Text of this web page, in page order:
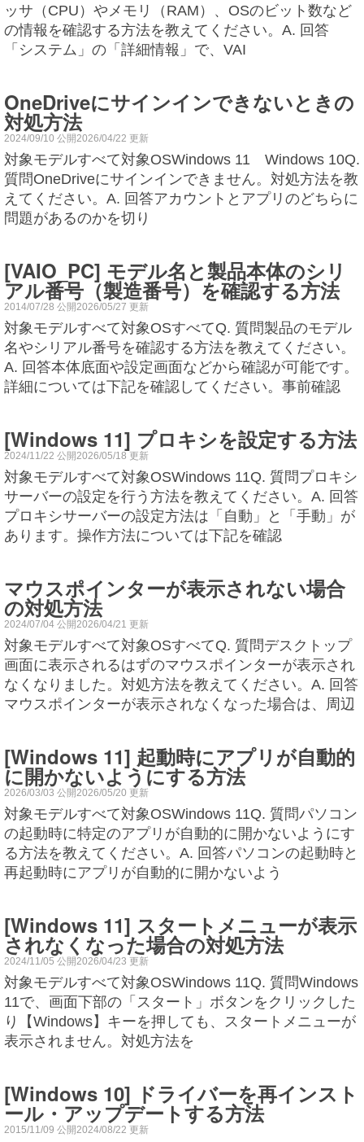
ッサ（CPU）やメモリ（RAM）、OSのビット数など
の情報を確認する方法を教えてください。A. 回答
「システム」の「詳細情報」で、VAI
OneDriveにサインインできないときの
対処方法
2024/09/10 公開2026/04/22 更新
対象モデルすべて対象OSWindows 11 Windows 10Q.
質問OneDriveにサインインできません。対処方法を教
えてください。A. 回答アカウントとアプリのどちらに
問題があるのかを切り
[VAIO_PC] モデル名と製品本体のシリ
アル番号（製造番号）を確認する方法
2014/07/28 公開2026/05/27 更新
対象モデルすべて対象OSすべてQ. 質問製品のモデル
名やシリアル番号を確認する方法を教えてください。
A. 回答本体底面や設定画面などから確認が可能です。
詳細については下記を確認してください。事前確認
[Windows 11] プロキシを設定する方法
2024/11/22 公開2026/05/18 更新
対象モデルすべて対象OSWindows 11Q. 質問プロキシ
サーバーの設定を行う方法を教えてください。A. 回答
プロキシサーバーの設定方法は「自動」と「手動」が
あります。操作方法については下記を確認
マウスポインターが表示されない場合
の対処方法
2024/07/04 公開2026/04/21 更新
対象モデルすべて対象OSすべてQ. 質問デスクトップ
画面に表示されるはずのマウスポインターが表示され
なくなりました。対処方法を教えてください。A. 回答
マウスポインターが表示されなくなった場合は、周辺
[Windows 11] 起動時にアプリが自動的
に開かないようにする方法
2026/03/03 公開2026/05/20 更新
対象モデルすべて対象OSWindows 11Q. 質問パソコン
の起動時に特定のアプリが自動的に開かないようにす
る方法を教えてください。A. 回答パソコンの起動時と
再起動時にアプリが自動的に開かないよう
[Windows 11] スタートメニューが表示
されなくなった場合の対処方法
2024/11/05 公開2026/04/23 更新
対象モデルすべて対象OSWindows 11Q. 質問Windows
11で、画面下部の「スタート」ボタンをクリックした
り【Windows】キーを押しても、スタートメニューが
表示されません。対処方法を
[Windows 10] ドライバーを再インスト
ール・アップデートする方法
2015/11/09 公開2024/08/22 更新